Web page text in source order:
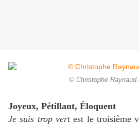
© Christophe Raynaud
Joyeux, Pétillant, Éloquent
Je suis trop vertest le troisième